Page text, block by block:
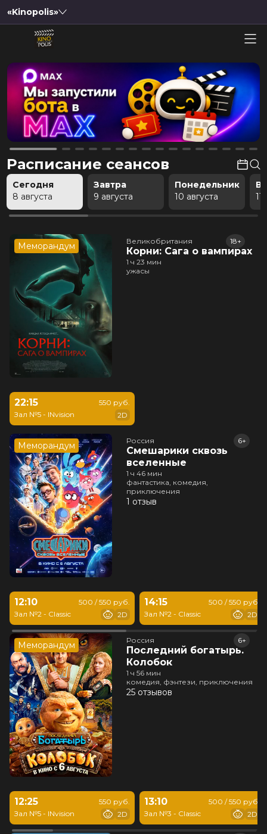
«Kinopolis»
Расписание сеансов
Сегодня
8 августа
Завтра
9 августа
Понедельник
10 августа
11
Меморандум Великобритания
Корни: Сага о вампирах
18+
1 ч 23 мин
ужасы
22:15
Зал №5 - INvision
550 руб.
2D
Меморандум Россия
Смешарики сквозь
вселенные
6+
1 ч 46 мин
фантастика, комедия,
приключения
1 отзыв
12:10
Зал №2 - Classic
500 / 550 руб.
2D
14:15
Зал №2 - Classic
500 / 550 руб.
2D
Меморандум Россия
Последний богатырь.
Колобок
6+
1 ч 56 мин
комедия, фэнтези, приключения
25 отзывов
12:25
Зал №5 - INvision
550 руб.
2D
13:10
Зал №3 - Classic
500 / 550 руб.
2D